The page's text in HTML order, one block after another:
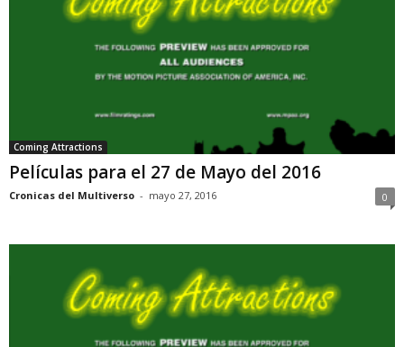
Coming Attractions
Películas para el 27 de Mayo del 2016
Cronicas del Multiverso - mayo 27, 2016 0